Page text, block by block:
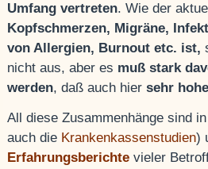
Umfang vertreten. Wie der
Kopfschmerzen, Migräne,
von Allergien, Burnout etc. ist,
nicht aus, aber es muß stark
werden, daß auch hiersehr
All diese Zusammenhänge sind
auch die Krankenkassenstudien)
Erfahrungsberichte vieler